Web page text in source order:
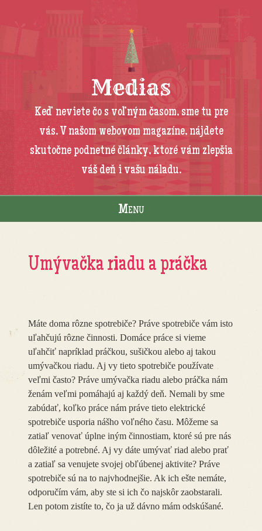
Medias
Keď neviete čo s voľným časom, sme tu pre
vás. V našom webovom magazíne, nájdete
skutočne podnetné články, ktoré vám zlepšia
váš deň i vašu náladu.
Menu
Umývačka riadu a práčka
Máte doma rôzne spotrebiče? Práve spotrebiče vám isto
uľahčujú rôzne činnosti. Domáce práce si vieme
uľahčiť napríklad práčkou, sušičkou alebo aj takou
umývačkou riadu. Aj vy tieto spotrebiče používate
veľmi často? Práve umývačka riadu alebo práčka nám
ženám veľmi pomáhajú aj každý deň. Nemali by sme
zabúdať, koľko práce nám práve tieto elektrické
spotrebiče usporia nášho voľného času. Môžeme sa
zatiaľ venovať úplne iným činnostiam, ktoré sú pre nás
dôležité a potrebné. Aj vy dáte umývať riad alebo prať
a zatiaľ sa venujete svojej obľúbenej aktivite? Práve
spotrebiče sú na to najvhodnejšie. Ak ich ešte nemáte,
odporučím vám, aby ste si ich čo najskôr zaobstarali.
Len potom zistíte to, čo ja už dávno mám odskúšané.